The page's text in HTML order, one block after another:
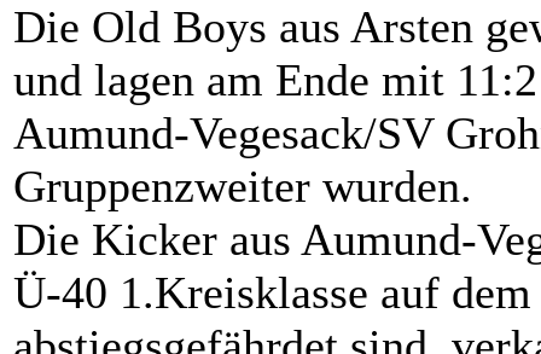
Die Old Boys aus Arsten
und lagen am Ende mit
Aumund-Vegesack/SV
Gruppenzweiter wurden.
Die Kicker aus Aumund-
Ü-40 1.Kreisklasse auf